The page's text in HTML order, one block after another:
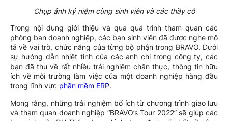
Chụp ảnh kỷ niệm cùng sinh viên và các thầy cô
Trong nội dung giới thiệu và qua quá trình tham quan các
phòng ban doanh nghiệp, các bạn sinh viên đã được nghe mô
tả về vai trò, chức năng của từng bộ phận trong BRAVO. Dưới
sự hướng dẫn nhiệt tình của các anh chị trong công ty, các
bạn đã thu về rất nhiều trải nghiệm chân thực, thông tin hữu
ích về môi trường làm việc của một doanh nghiệp hàng đầu
trong lĩnh vực phần mềm ERP.
Mong rằng, những trải nghiệm bổ ích từ chương trình giao lưu
và tham quan doanh nghiệp “BRAVO’s Tour 2022” sẽ giúp các